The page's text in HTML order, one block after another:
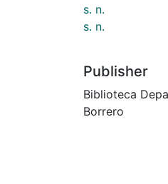
s. n.
s. n.
Publisher
Biblioteca
Borrero